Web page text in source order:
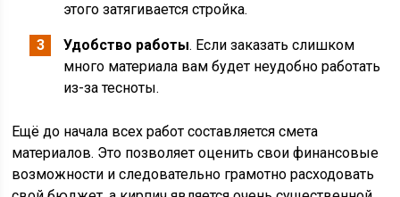
этого затягивается стройка.
Удобство работы. Если заказать слишком
много материала вам будет неудобно работать
из-за тесноты.
Ещё до начала всех работ составляется смета
материалов. Это позволяет оценить свои финансовые
возможности и следовательно грамотно расходовать